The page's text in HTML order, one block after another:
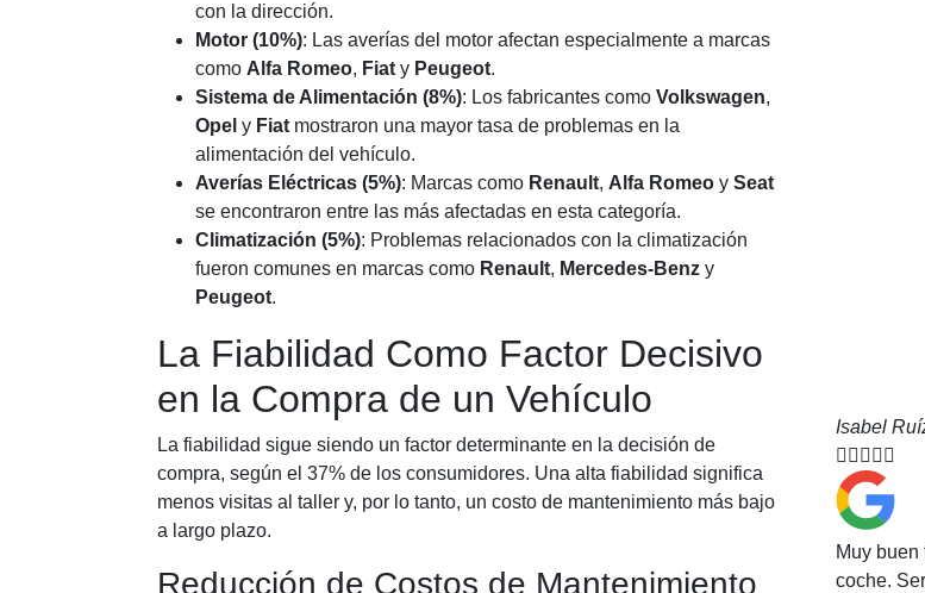
con la dirección.
Motor (10%): Las averías del motor afectan especialmente a marcas
como Alfa Romeo, Fiat y Peugeot.
Sistema de Alimentación (8%): Los fabricantes como Volkswagen,
Opel y Fiat mostraron una mayor tasa de problemas en la
alimentación del vehículo.
Averías Eléctricas (5%): Marcas como Renault, Alfa Romeo y Seat
se encontraron entre las más afectadas en esta categoría.
Climatización (5%): Problemas relacionados con la climatización
fueron comunes en marcas como Renault, Mercedes-Benz y
Peugeot.
La Fiabilidad Como Factor Decisivo
en la Compra de un Vehículo
La fiabilidad sigue siendo un factor determinante en la decisión de
compra, según el 37% de los consumidores. Una alta fiabilidad significa
menos visitas al taller y, por lo tanto, un costo de mantenimiento más bajo
a largo plazo.
Reducción de Costos de Mantenimiento
Isabel
    
Muy
coche.